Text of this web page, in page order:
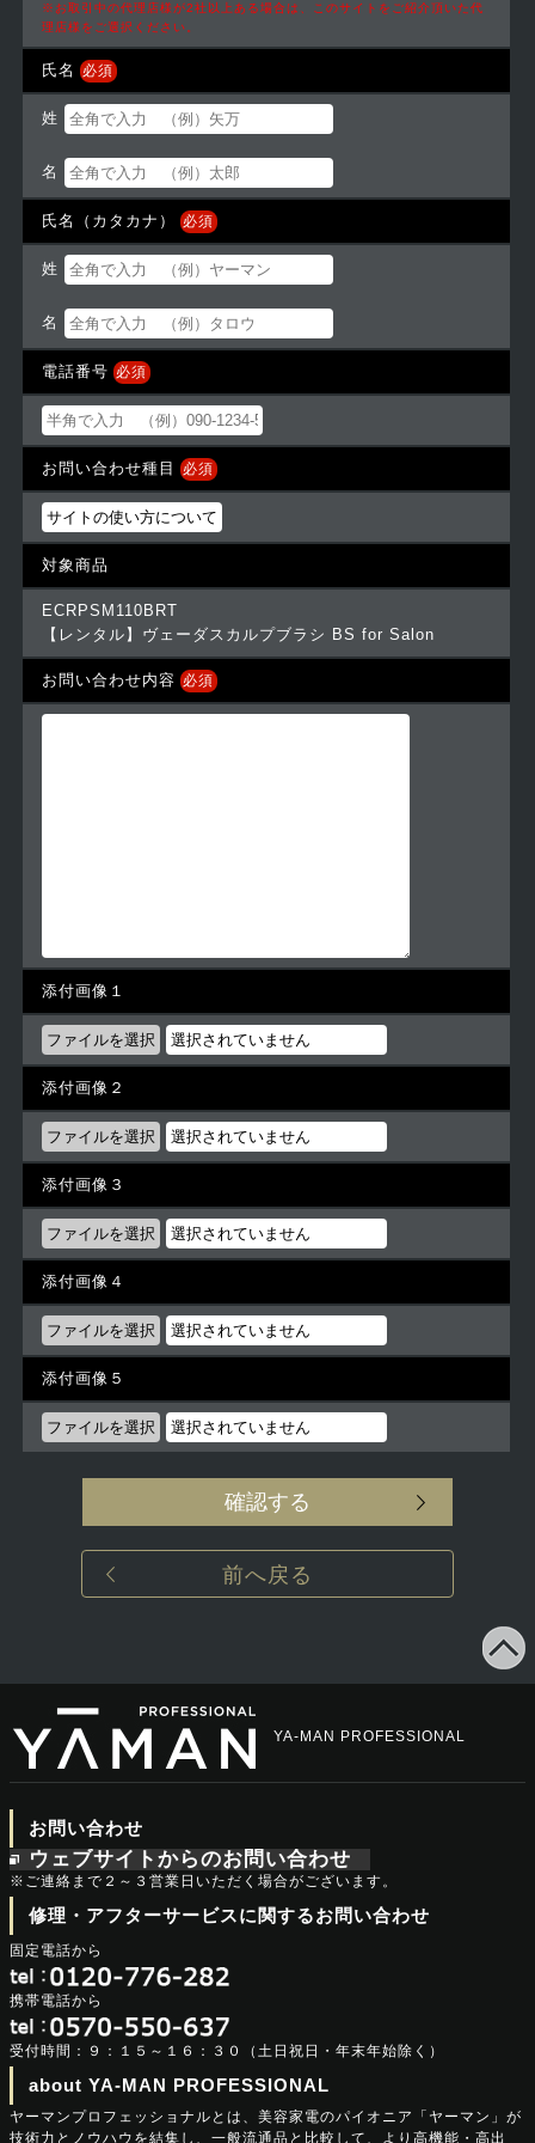
※お取引中の代理店様が2社以上ある場合は、このサイトをご紹介頂いた代
理店様をご選択ください。
氏名 必須
姓
名
氏名（カタカナ） 必須
姓
名
電話番号 必須
お問い合わせ種目 必須
対象商品
ECRPSM110BRT
【レンタル】ヴェーダスカルプブラシ BS for Salon
お問い合わせ内容 必須
添付画像１
添付画像２
添付画像３
添付画像４
添付画像５
確認する
前へ戻る
YA-MAN PROFESSIONAL
お問い合わせ
ウェブサイトからのお問い合わせ
※ご連絡まで２～３営業日いただく場合がございます。
修理・アフターサービスに関するお問い合わせ
固定電話から
携帯電話から
受付時間：９：１５～１６：３０（土日祝日・年末年始除く）
about YA-MAN PROFESSIONAL
ヤーマンプロフェッショナルとは、美容家電のパイオニア「ヤーマン」が
技術力とノウハウを結集し、一般流通品と比較して、より高機能・高出